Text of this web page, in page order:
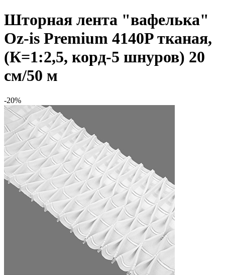
Шторная лента "вафелька"
Oz-is Premium 4140P тканая,
(К=1:2,5, корд-5 шнуров) 20
см/50 м
-20%